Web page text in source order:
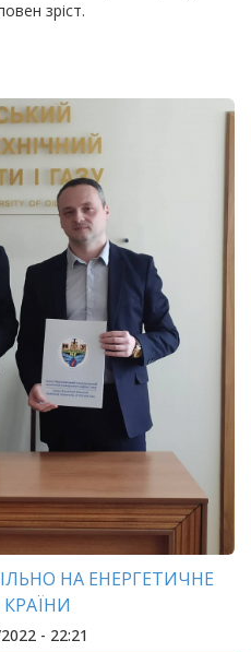
зріст.
НА ЕНЕРГЕТИЧНЕ
- 22:21